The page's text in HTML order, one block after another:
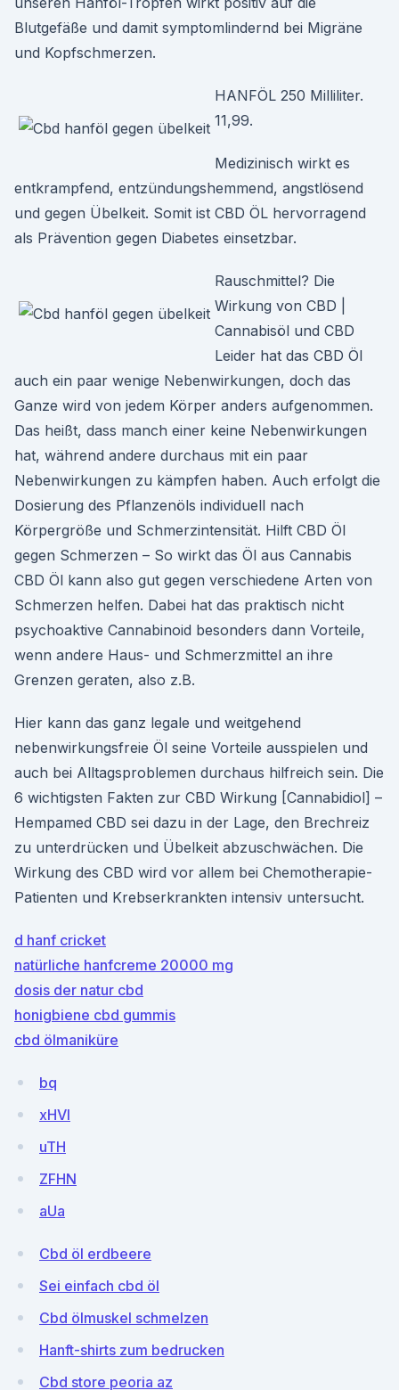
Blutgefäße und damit symptomlindernd bei Migräne
und Kopfschmerzen.
HANFÖL 250 Milliliter.
11,99.
Medizinisch wirkt es
entkrampfend, entzündungshemmend, angstlösend
und gegen Übelkeit. Somit ist CBD ÖL hervorragend
als Prävention gegen Diabetes einsetzbar.
Rauschmittel? Die
Wirkung von CBD |
Cannabisöl und CBD
Leider hat das CBD Öl
auch ein paar wenige Nebenwirkungen, doch das
Ganze wird von jedem Körper anders aufgenommen.
Das heißt, dass manch einer keine Nebenwirkungen
hat, während andere durchaus mit ein paar
Nebenwirkungen zu kämpfen haben. Auch erfolgt die
Dosierung des Pflanzenöls individuell nach
Körpergröße und Schmerzintensität. Hilft CBD Öl
gegen Schmerzen – So wirkt das Öl aus Cannabis
CBD Öl kann also gut gegen verschiedene Arten von
Schmerzen helfen. Dabei hat das praktisch nicht
psychoaktive Cannabinoid besonders dann Vorteile,
wenn andere Haus- und Schmerzmittel an ihre
Grenzen geraten, also z.B.
Hier kann das ganz legale und weitgehend
nebenwirkungsfreie Öl seine Vorteile ausspielen und
auch bei Alltagsproblemen durchaus hilfreich sein. Die
6 wichtigsten Fakten zur CBD Wirkung [Cannabidiol] –
Hempamed CBD sei dazu in der Lage, den Brechreiz
zu unterdrücken und Übelkeit abzuschwächen. Die
Wirkung des CBD wird vor allem bei Chemotherapie-
Patienten und Krebserkrankten intensiv untersucht.
d hanf cricket
natürliche hanfcreme 20000 mg
dosis der natur cbd
honigbiene cbd gummis
cbd ölmaniküre
bq
xHVl
uTH
ZFHN
aUa
Cbd öl erdbeere
Sei einfach cbd öl
Cbd ölmuskel schmelzen
Hanft-shirts zum bedrucken
Cbd store peoria az